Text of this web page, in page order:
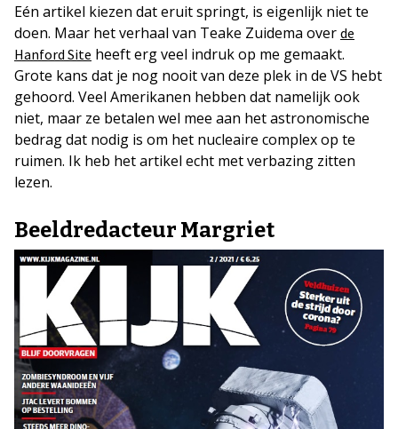
Eén artikel kiezen dat eruit springt, is eigenlijk niet te
doen. Maar het verhaal van Teake Zuidema over de
Hanford Site heeft erg veel indruk op me gemaakt.
Grote kans dat je nog nooit van deze plek in de VS hebt
gehoord. Veel Amerikanen hebben dat namelijk ook
niet, maar ze betalen wel mee aan het astronomische
bedrag dat nodig is om het nucleaire complex op te
ruimen. Ik heb het artikel echt met verbazing zitten
lezen.
Beeldredacteur Margriet